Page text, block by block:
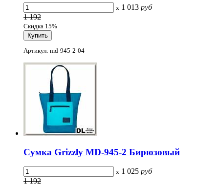
x 1 013 руб
1 192
Скидка 15%
Артикул: md-945-2-04
Сумка Grizzly MD-945-2 Бирюзовый
x 1 025 руб
1 192